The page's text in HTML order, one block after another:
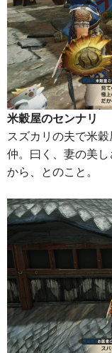
米穀屋のセンナリ
スズカリの夫で米
仲。曰く、妻の美
から、とのこと。